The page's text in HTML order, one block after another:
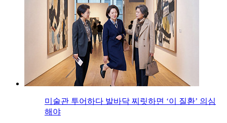
미술관 투어하다 발바닥 찌릿하면 ‘이 질환’ 의심
해야